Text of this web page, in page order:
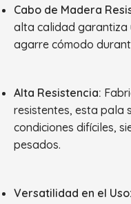
Cabo de Madera
alta calidad garantiza
agarre cómodo
Alta Resistencia:
resistentes, esta pala
condiciones difíciles,
pesados.
Versatilidad en el Uso: